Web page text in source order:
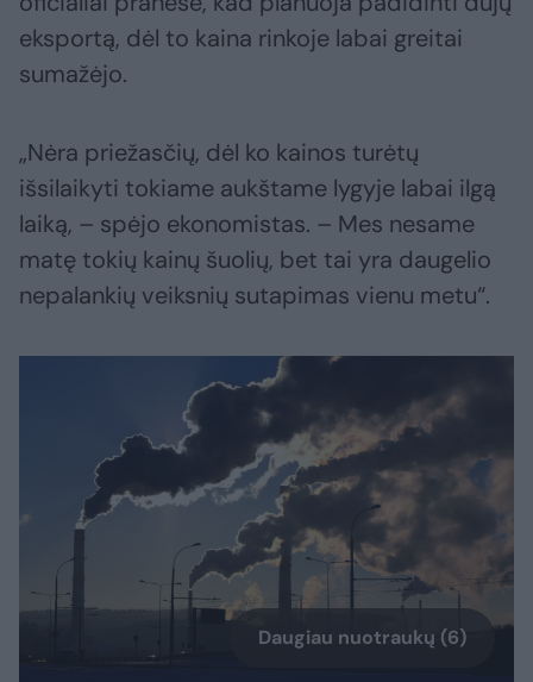
eksportą, dėl to kaina rinkoje labai greitai
sumažėjo.
„Nėra priežasčių, dėl ko kainos turėtų
išsilaikyti tokiame aukštame lygyje labai ilgą
laiką, – spėjo ekonomistas. – Mes nesame
matę tokių kainų šuolių, bet tai yra daugelio
nepalankių veiksnių sutapimas vienu metu“.
Daugiau nuotraukų (6)